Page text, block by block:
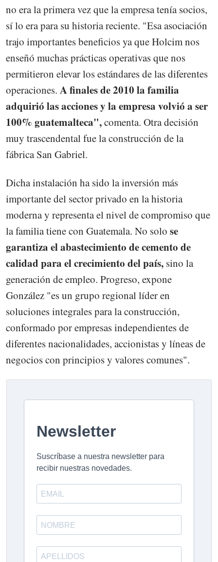
no era la primera vez que la empresa tenía socios,
sí lo era para su historia reciente. "Esa asociación
trajo importantes beneficios ya que Holcim nos
enseñó muchas prácticas operativas que nos
permitieron elevar los estándares de las diferentes
operaciones. A finales de 2010 la familia
adquirió las acciones y la empresa volvió a ser
100% guatemalteca",comenta. Otra decisión
muy trascendental fue la construcción de la
fábrica San Gabriel.
Dicha instalación ha sido la inversión más
importante del sector privado en la historia
moderna y representa el nivel de compromiso que
la familia tiene con Guatemala. No solo se
garantiza el abastecimiento de cemento de
calidad para el crecimiento del país, sino la
generación de empleo. Progreso, expone
González "es un grupo regional líder en
soluciones integrales para la construcción,
conformado por empresas independientes de
diferentes nacionalidades, accionistas y líneas de
negocios con principios y valores comunes".